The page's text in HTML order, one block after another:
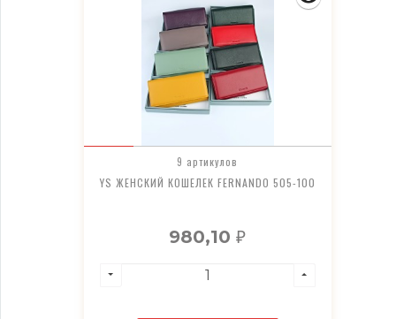
9 артикулов
YS ЖЕНСКИЙ КОШЕЛЕК FERNANDO 505-100
980,10₽